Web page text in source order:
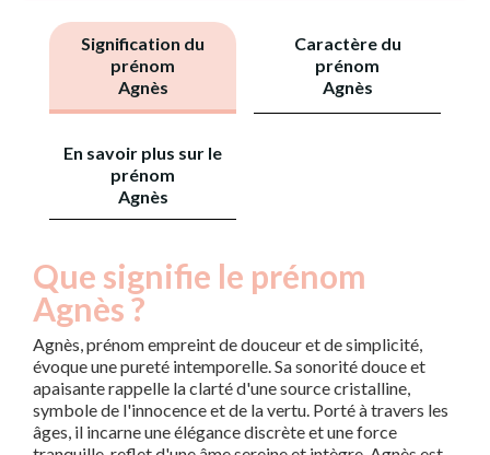
Signification du
prénom
Agnès
Caractère du
prénom
Agnès
En savoir plus sur le
prénom
Agnès
Que signifie le prénom
Agnès ?
Agnès, prénom empreint de douceur et de simplicité,
évoque une pureté intemporelle. Sa sonorité douce et
apaisante rappelle la clarté d'une source cristalline,
symbole de l'innocence et de la vertu. Porté à travers les
âges, il incarne une élégance discrète et une force